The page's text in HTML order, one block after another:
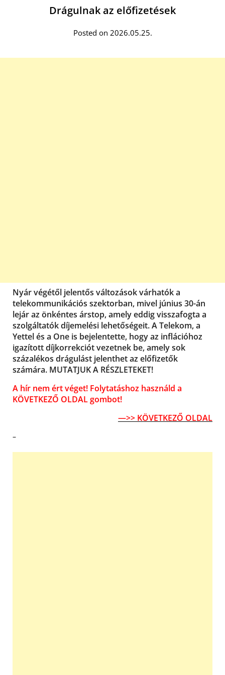
Drágulnak az előfizetések
Posted on 2026.05.25.
Nyár végétől jelentős változások várhatók a
telekommunikációs szektorban, mivel június 30-án
lejár az önkéntes árstop, amely eddig visszafogta a
szolgáltatók díjemelési lehetőségeit. A Telekom, a
Yettel és a One is bejelentette, hogy az inflációhoz
igazított díjkorrekciót vezetnek be, amely sok
százalékos drágulást jelenthet az előfizetők
számára. MUTATJUK A RÉSZLETEKET!
A hír nem ért véget! Folytatáshoz használd a
KÖVETKEZŐ OLDAL gombot!
—>> KÖVETKEZŐ OLDAL
–